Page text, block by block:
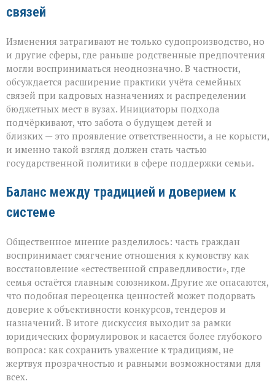
связей
Изменения затрагивают не только судопроизводство, но
и другие сферы, где раньше родственные предпочтения
могли восприниматься неоднозначно. В частности,
обсуждается расширение практики учёта семейных
связей при кадровых назначениях и распределении
бюджетных мест в вузах. Инициаторы подхода
подчёркивают, что забота о будущем детей и
близких — это проявление ответственности, а не корысти,
и именно такой взгляд должен стать частью
государственной политики в сфере поддержки семьи.
Баланс между традицией и доверием к
системе
Общественное мнение разделилось: часть граждан
воспринимает смягчение отношения к кумовству как
восстановление «естественной справедливости», где
семья остаётся главным союзником. Другие же опасаются,
что подобная переоценка ценностей может подорвать
доверие к объективности конкурсов, тендеров и
назначений. В итоге дискуссия выходит за рамки
юридических формулировок и касается более глубокого
вопроса: как сохранить уважение к традициям, не
жертвуя прозрачностью и равными возможностями для
всех.